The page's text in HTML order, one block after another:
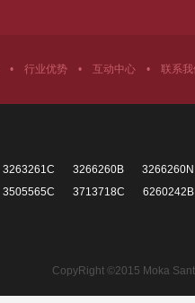
• 行业优势 • 互动中心 • 联系
3263261C 3266260B
3266260N
3505565C 3713718C
6260242B
CopyRight ©2015 Moka